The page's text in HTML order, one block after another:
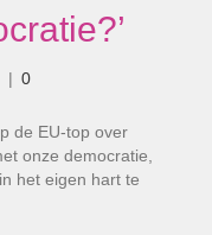
| 0
de EU-top over
onze democratie,
het eigen hart te